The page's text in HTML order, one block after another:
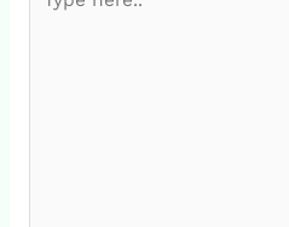
here..